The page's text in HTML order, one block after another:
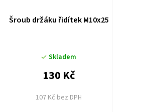
o
Šroub držáku řidítek M10x25
Skladem
107 Kč bez DPH
130 Kč